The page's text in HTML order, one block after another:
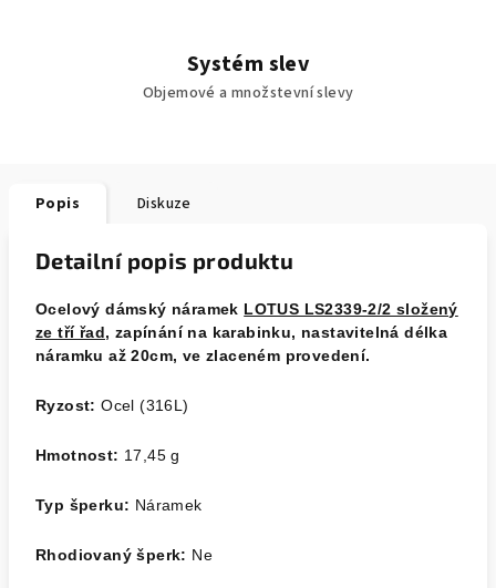
Systém slev
Objemové a množstevní slevy
Popis Diskuze
Detailní popis produktu
Ocelový dámský náramek LOTUS LS2339-2/2 složený
ze tří řad, zapínání na karabinku, nastavitelná délka
náramku až 20cm, ve zlaceném provedení.
Ryzost:Ocel (316L)
Hmotnost: 17,45g
Typ šperku: Náramek
Rhodiovaný šperk: Ne